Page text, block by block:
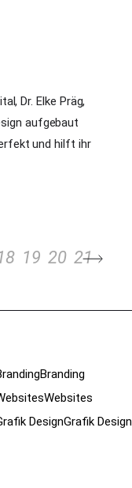
Dr. Elke Präg,
aufgebaut
und hilft ihr
19 20 21
Branding
Websites
DesignGrafik Design